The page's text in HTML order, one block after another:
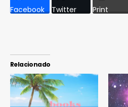
Facebook Twitter Print
Relacionado